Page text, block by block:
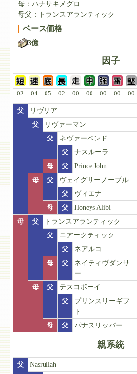
母： ハナサキメグロ
母父：
トランスアランティック
ベース価格
3億
因子
02 04 05 02 00 00 00 00 00
父
リヴリア
父
リヴァーマン
父
ネヴァーベンド
父
ナスルーラ
母
父
Prince John
母
父
ヴェイグリーノーブル
父
ヴィエナ
母
父
Honeys Alibi
母
父
トランスアランティック
父
ニアークティック
父
ネアルコ
母
父
ネイティヴダンサ
ー
母
父
テスコボーイ
父
プリンスリーギフ
ト
母
父 パナスリッパー
親系統
父
Nasrullah